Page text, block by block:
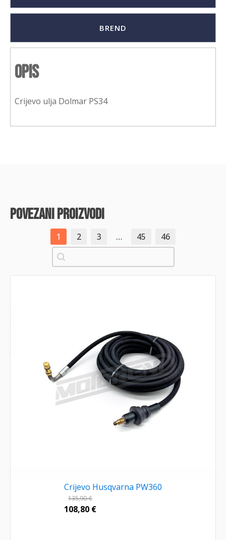
BREND
Opis
Crijevo ulja Dolmar PS34
povezani proizvodi
1 2 3 … 45
46
Pretraži
Crijevo Husqvarna PW360
135,90€
108,80 €